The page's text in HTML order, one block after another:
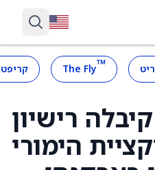
™
The Fly
רישיון
הימורי